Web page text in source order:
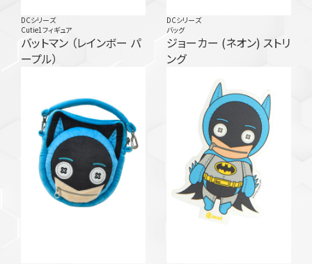
DCシリーズ
Cutie1フィギュア
バットマン （レインボー パ
ープル）
DCシリーズ
バッグ
ジョーカー (ネオン) ストリ
ング